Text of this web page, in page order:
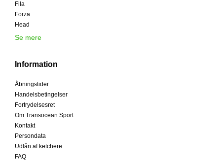
Fila
Forza
Head
Se mere
Information
Åbningstider
Handelsbetingelser
Fortrydelsesret
Om Transocean Sport
Kontakt
Persondata
Udlån af ketchere
FAQ